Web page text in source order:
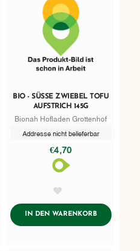
BIO - SÜSSE ZWIEBEL TOFU A
UFSTRICH 145G
Bionah Hofladen Grottenhof
Addresse nicht belieferbar
€4,70
IN DEN WARENKORBADDTOCART